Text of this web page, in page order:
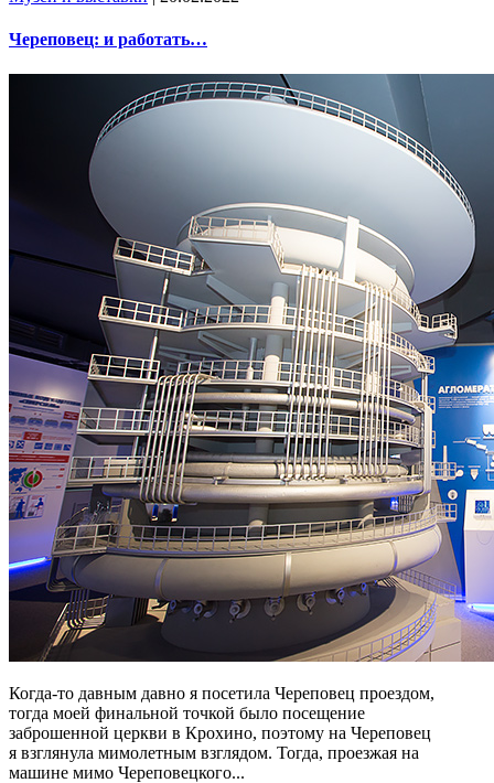
Череповец: и работать…
Когда-то давным давно я посетила Череповец проездом,
тогда моей финальной точкой было посещение
заброшенной церкви в Крохино, поэтому на Череповец
я взглянула мимолетным взглядом. Тогда, проезжая на
машине мимо Череповецкого...